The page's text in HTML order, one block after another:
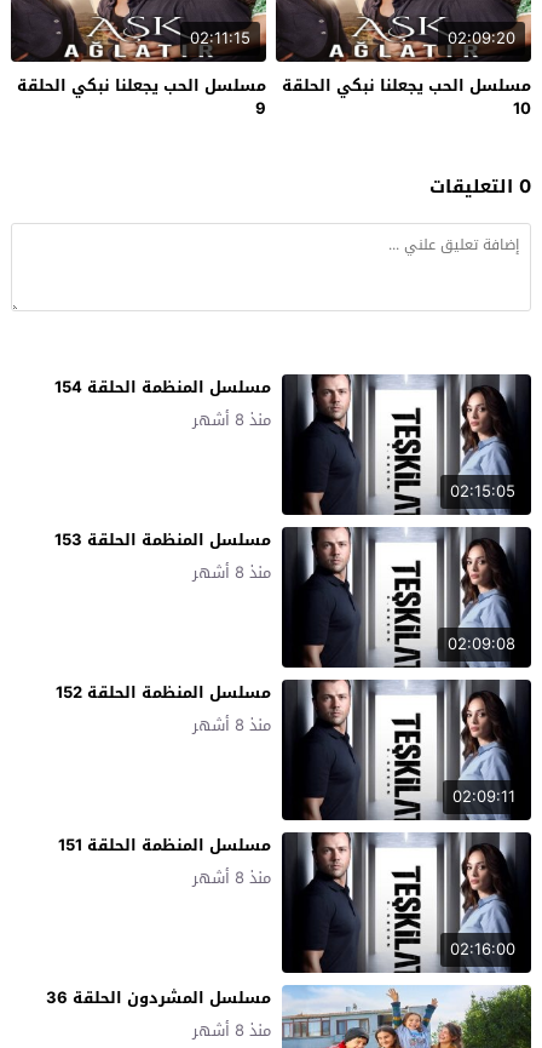
02:09:20
مسلسل الحب يجعلنا نبكي الحلقة
10
02:11:15
مسلسل الحب يجعلنا نبكي الحلقة
9
0 التعليقات
02:15:05
مسلسل المنظمة الحلقة 154
منذ 8 أشهر
02:09:08
مسلسل المنظمة الحلقة 153
منذ 8 أشهر
02:09:11
مسلسل المنظمة الحلقة 152
منذ 8 أشهر
02:16:00
مسلسل المنظمة الحلقة 151
منذ 8 أشهر
مسلسل المشردون الحلقة 36
منذ 8 أشهر